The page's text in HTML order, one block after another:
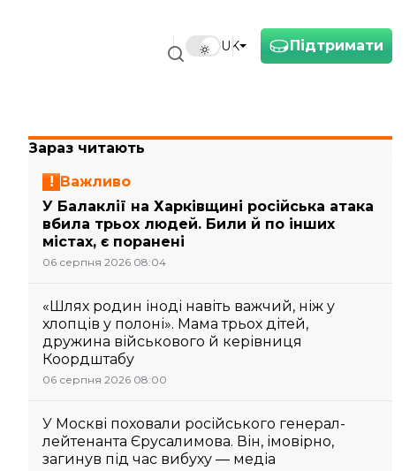
Підтримати
UK
Зараз читають
Важливо
У Балаклії на Харківщині російська атака
вбила трьох людей. Били й по інших
містах, є поранені
06 серпня 2026 08:04
«Шлях родин іноді навіть важчий, ніж у
хлопців у полоні». Мама трьох дітей,
дружина військового й керівниця
Коордштабу
06 серпня 2026 08:00
У Москві поховали російського генерал-
лейтенанта Єрусалимова. Він, імовірно,
загинув під час вибуху — медіа